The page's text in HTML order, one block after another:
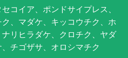
コイア、ポンドサイプレス、
、マダケ、キッコウチク、ホ
リヒラダケ、クロチク、ヤダ
チゴザサ、オロシマチク